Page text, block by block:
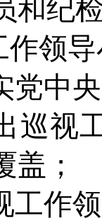
和纪
作领
党中
巡视
盖；
工作